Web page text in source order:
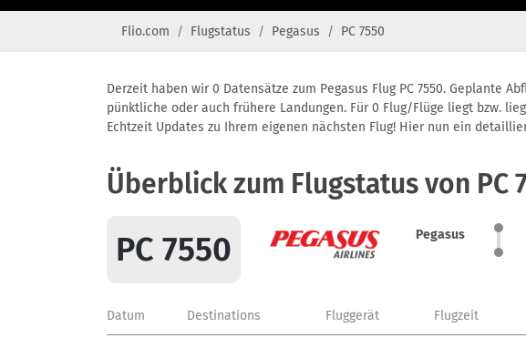
Flio.com Flugstatus Pegasus PC 7550
Derzeit haben wir 0 Datensätze zum Pegasus Flug PC 7550. Geplante
pünktliche oder auch frühere Landungen. Für 0 Flug/Flüge liegt bzw.
Echtzeit Updates zu Ihrem eigenen nächsten Flug! Hier nun ein
Überblick zum Flugstatus von PC
PC 7550 Pegasus
Datum Destinations Fluggerät Flugzeit